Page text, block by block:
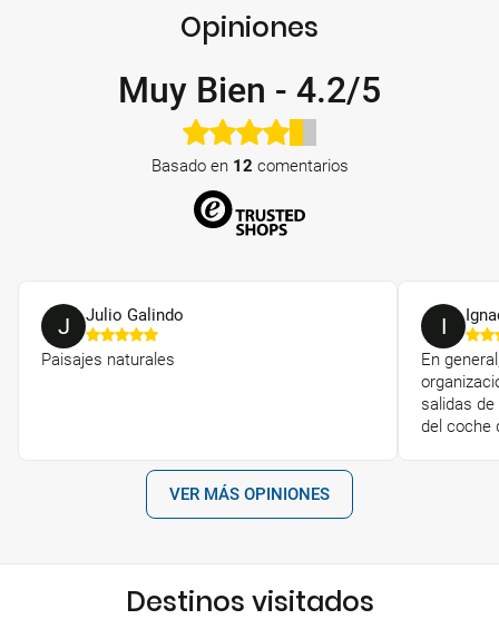
Opiniones
Muy Bien - 4.2/5
Basado en 12 comentarios
J Julio Galindo
Paisajes naturales
I
En
salidas
del coche
VER MÁS OPINIONES
Destinos visitados